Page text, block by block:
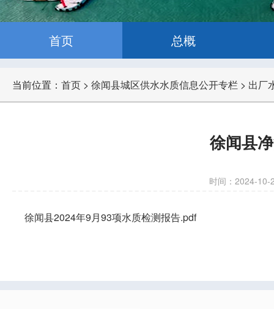
首页 总概
当前位置： 首页 > 徐闻县城区供水水质信息公开专栏 > 出厂
徐闻县
时间：2024-10-
徐闻县2024年9月93项水质检测报告.pdf